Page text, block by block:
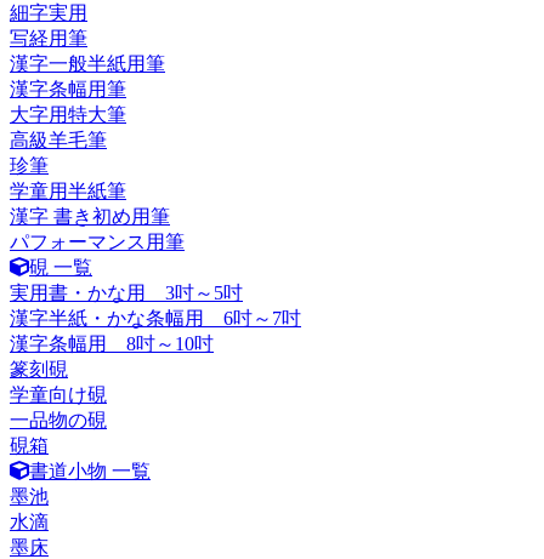
細字実用
写経用筆
漢字一般半紙用筆
漢字条幅用筆
大字用特大筆
高級羊毛筆
珍筆
学童用半紙筆
漢字 書き初め用筆
パフォーマンス用筆
硯 一覧
実用書・かな用 3吋～5吋
漢字半紙・かな条幅用 6吋～7吋
漢字条幅用 8吋～10吋
篆刻硯
学童向け硯
一品物の硯
硯箱
書道小物 一覧
墨池
水滴
墨床